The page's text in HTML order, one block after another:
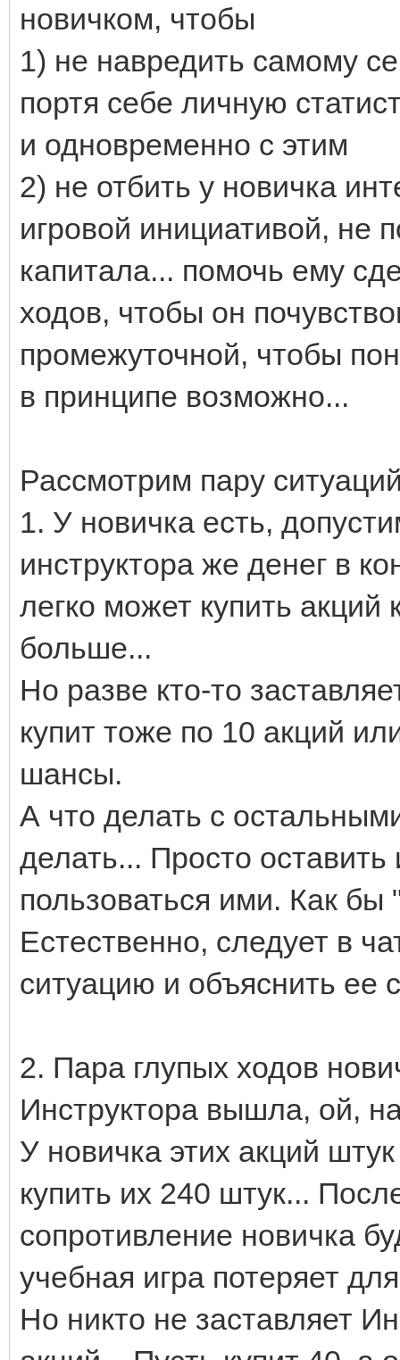
новичком, чтобы
1) не навредить самому
портя себе личную
и одновременно с этим
2) не отбить у новичка
игровой инициативой, не
капитала... помочь ему
ходов, чтобы он
промежуточной, чтобы
в принципе возможно...
Рассмотрим пару
1. У новичка есть,
инструктора же денег в
легко может купить акций
больше...
Но разве кто-то
купит тоже по 10 акций
шансы.
А что делать с
делать... Просто оставить
пользоваться ими. Как бы
Естественно, следует в
ситуацию и объяснить ее
2. Пара глупых ходов
Инструктора вышла, ой,
У новичка этих акций
купить их 240 штук...
сопротивление новичка
учебная игра потеряет
Но никто не заставляет